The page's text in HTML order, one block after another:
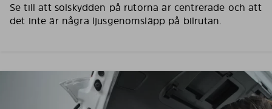
Se till att solskydden på rutorna är centrerade och att
det inte är några ljusgenomsläpp på bilrutan.